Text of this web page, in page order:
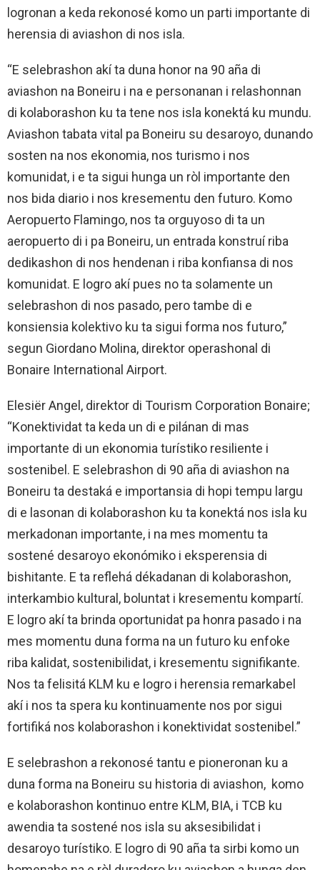
logronan a keda rekonosé komo un parti importante di
herensia di aviashon di nos isla.
“E selebrashon akí ta duna honor na 90 aña di
aviashon na Boneiru i na e personanan i relashonnan
di kolaborashon ku ta tene nos isla konektá ku mundu.
Aviashon tabata vital pa Boneiru su desaroyo, dunando
sosten na nos ekonomia, nos turismo i nos
komunidat, i e ta sigui hunga un ròl importante den
nos bida diario i nos kresementu den futuro. Komo
Aeropuerto Flamingo, nos ta orguyoso di ta un
aeropuerto di i pa Boneiru, un entrada konstruí riba
dedikashon di nos hendenan i riba konfiansa di nos
komunidat. E logro akí pues no ta solamente un
selebrashon di nos pasado, pero tambe di e
konsiensia kolektivo ku ta sigui forma nos futuro,”
segun Giordano Molina, direktor operashonal di
Bonaire International Airport.
Elesiër Angel, direktor di Tourism Corporation Bonaire;
“Konektividat ta keda un di e pilánan di mas
importante di un ekonomia turístiko resiliente i
sostenibel. E selebrashon di 90 aña di aviashon na
Boneiru ta destaká e importansia di hopi tempu largu
di e lasonan di kolaborashon ku ta konektá nos isla ku
merkadonan importante, i na mes momentu ta
sostené desaroyo ekonómiko i eksperensia di
bishitante. E ta reflehá dékadanan di kolaborashon,
interkambio kultural, boluntat i kresementu kompartí.
E logro akí ta brinda oportunidat pa honra pasado i na
mes momentu duna forma na un futuro ku enfoke
riba kalidat, sostenibilidat, i kresementu signifikante.
Nos ta felisitá KLM ku e logro i herensia remarkabel
akí i nos ta spera ku kontinuamente nos por sigui
fortifiká nos kolaborashon i konektividat sostenibel.”
E selebrashon a rekonosé tantu e pioneronan ku a
duna forma na Boneiru su historia di aviashon, komo
e kolaborashon kontinuo entre KLM, BIA, i TCB ku
awendia ta sostené nos isla su aksesibilidat i
desaroyo turístiko. E logro di 90 aña ta sirbi komo un